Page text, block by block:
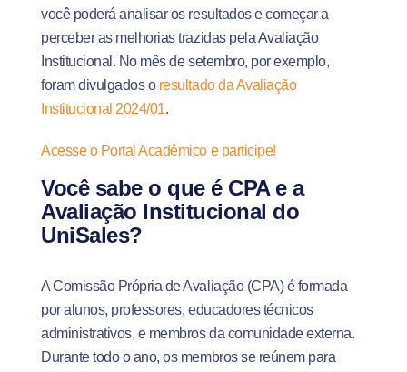
você poderá analisar os resultados e começar a
perceber as melhorias trazidas pela Avaliação
Institucional. No mês de setembro, por exemplo,
foram divulgados o resultado da Avaliação
Institucional 2024/01.
Acesse o Portal Acadêmico e participe!
Você sabe o que é CPA e a
Avaliação Institucional do
UniSales?
A Comissão Própria de Avaliação (CPA) é formada
por alunos, professores, educadores técnicos
administrativos, e membros da comunidade externa.
Durante todo o ano, os membros se reúnem para